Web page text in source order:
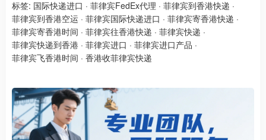
标签: 国际快递进口 · 菲律宾FedEx代理 · 菲律宾到香港快递 ·
菲律宾到香港空运 · 菲律宾国际快递进口 · 菲律宾寄香港快递 ·
菲律宾寄香港时间 · 菲律宾往香港快递 · 菲律宾快递 ·
菲律宾快递到香港 · 菲律宾进口 · 菲律宾进口产品 ·
菲律宾飞香港时间 · 香港收菲律宾快递